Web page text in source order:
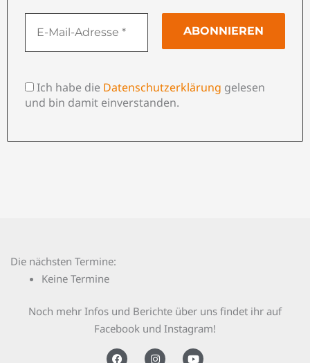
Ich habe die Datenschutzerklärung gelesen
und bin damit einverstanden.
Die nächsten Termine:
Keine Termine
Noch mehr Infos und Berichte über uns findet ihr auf
Facebook und Instagram!